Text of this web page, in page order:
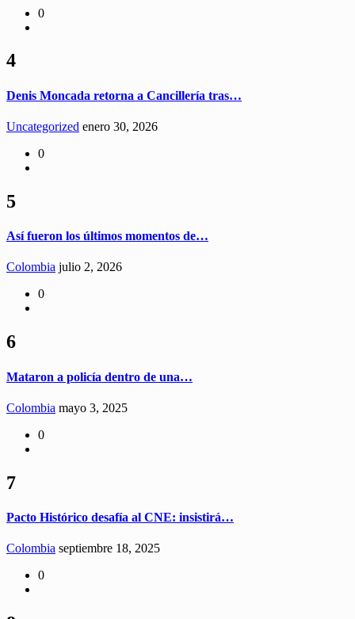
0
4
Denis Moncada retorna a Cancillería tras…
Uncategorized enero 30, 2026
0
5
Así fueron los últimos momentos de…
Colombia julio 2, 2026
0
6
Mataron a policía dentro de una…
Colombia mayo 3, 2025
0
7
Pacto Histórico desafía al CNE: insistirá…
Colombia septiembre 18, 2025
0